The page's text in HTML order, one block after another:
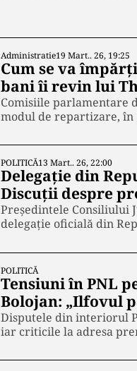
Administratie19 Mart.. 26, 19:25
Cum se va
bani îi revin lui
Comisiile parlamentare
modul de repartizare,
POLITICĂ13 Mart.. 26, 22:00
Delegație din
Discuții despre
Președintele Consiliului
delegație oficială din
POLITICĂ
Tensiuni în PNL
Bolojan: „Ilfovul
Disputele din interiorul
iar criticile la adresa